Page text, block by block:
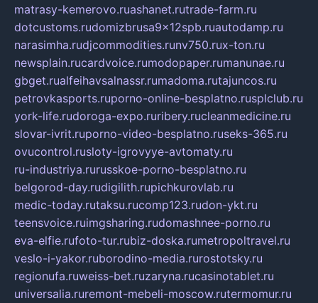
matrasy-kemerovo.ruashanet.rutrade-farm.ru
dotcustoms.rudomizbrusa9x12spb.ruautodamp.ru
narasimha.rudjcommodities.runv750.rux-ton.ru
newsplain.rucardvoice.rumodopaper.rumanunae.ru
gbget.rualfeihavsalnassr.rumadoma.rutajuncos.ru
petrovkasports.ruporno-online-besplatno.rusplclub.ru
york-life.rudoroga-expo.ruribery.rucleanmedicine.ru
slovar-ivrit.ruporno-video-besplatno.ruseks-365.ru
ovucontrol.rusloty-igrovyye-avtomaty.ru
ru-industriya.rurusskoe-porno-besplatno.ru
belgorod-day.rudigilith.rupichkurovlab.ru
medic-today.rutaksu.rucomp123.rudon-ykt.ru
teensvoice.ruimgsharing.rudomashnee-porno.ru
eva-elfie.rufoto-tur.rubiz-doska.rumetropoltravel.ru
veslo-i-yakor.ruborodino-media.rurostotsky.ru
regionufa.ruweiss-bet.ruzaryna.rucasinotablet.ru
universalia.ruremont-mebeli-moscow.rutermomur.ru